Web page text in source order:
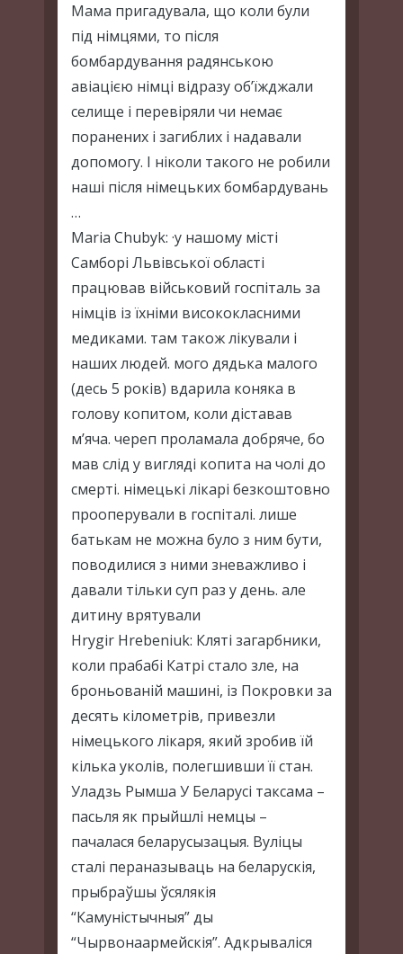
Мама пригадувала, що коли були
під німцями, то після
бомбардування радянською
авіацією німці відразу об’їжджали
селище і перевіряли чи немає
поранених і загиблих і надавали
допомогу. І ніколи такого не робили
наші після німецьких бомбардувань
…
Maria Chubyk: ·у нашому місті
Самборі Львівської області
працював військовий госпіталь за
німців із їхніми висококласними
медиками. там також лікували і
наших людей. мого дядька малого
(десь 5 років) вдарила коняка в
голову копитом, коли діставав
м’яча. череп проламала добряче, бо
мав слід у вигляді копита на чолі до
смерті. німецькі лікарі безкоштовно
прооперували в госпіталі. лише
батькам не можна було з ним бути,
поводилися з ними зневажливо і
давали тільки суп раз у день. але
дитину врятували
Hrygir Hrebeniuk: Кляті загарбники,
коли прабабі Катрі стало зле, на
броньованій машині, із Покровки за
десять кілометрів, привезли
німецького лікаря, який зробив їй
кілька уколів, полегшивши її стан.
Уладзь Рымша У Беларусі таксама –
пасьля як прыйшлі немцы –
пачалася беларусызацыя. Вуліцы
сталі пераназываць на беларускія,
прыбраўшы ўсялякія
“Камуністычныя” ды
“Чырвонаармейскія”. Адкрываліся